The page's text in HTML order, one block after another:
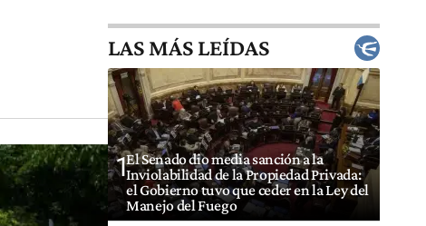
LAS MÁS LEÍDAS
1El Senado dio media sanción a la
Inviolabilidad de la Propiedad Privada:
el Gobierno tuvo que ceder en la Ley del
Manejo del Fuego